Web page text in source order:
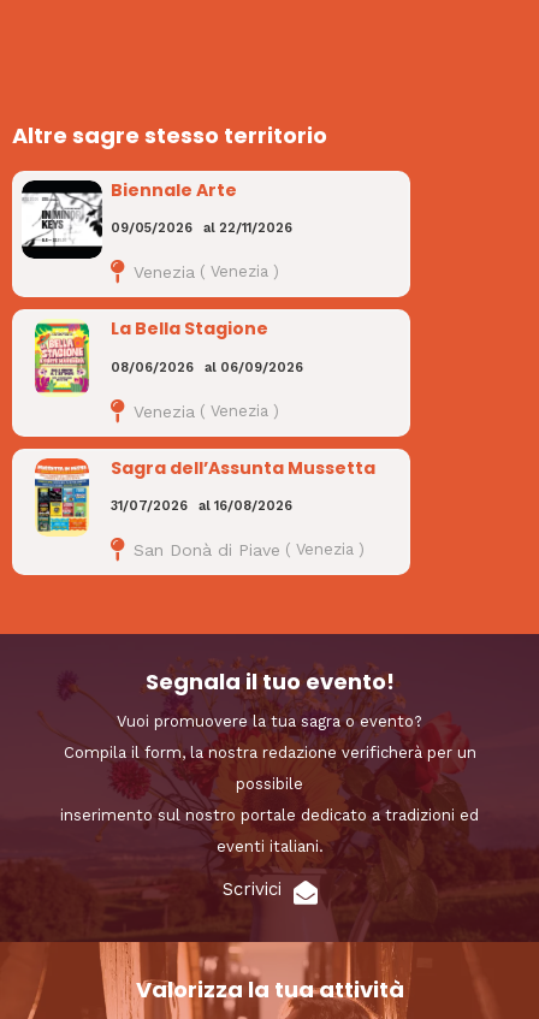
Altre sagre stesso territorio
Biennale Arte
09/05/2026 al 22/11/2026
Venezia ( Venezia)
La Bella Stagione
08/06/2026 al 06/09/2026
Venezia ( Venezia )
Sagra dell’Assunta Mussetta
31/07/2026 al 16/08/2026
San Donà di Piave ( Venezia)
Segnala il tuo evento!
Vuoi promuovere la tua sagra o evento?
Compila il form, la nostra redazione verificherà per un
possibile
inserimento sul nostro portale dedicato a tradizioni ed
eventi italiani.
Scrivici
Valorizza la tua attività